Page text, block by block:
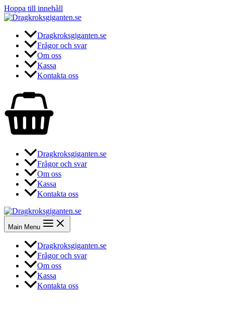
Hoppa till innehåll
Dragkroksgiganten.se
Frågor och svar
Om oss
Kassa
Kontakta oss
Dragkroksgiganten.se
Frågor och svar
Om oss
Kassa
Kontakta oss
Main Menu
Dragkroksgiganten.se
Frågor och svar
Om oss
Kassa
Kontakta oss